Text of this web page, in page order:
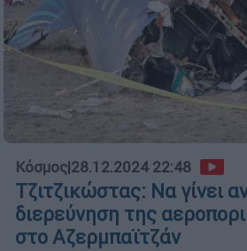
Κόσμος|28.12.2024 22:48
Τζιτζικώστας: Να γίνει
διερεύνηση της
στο Αζερμπαϊτζάν